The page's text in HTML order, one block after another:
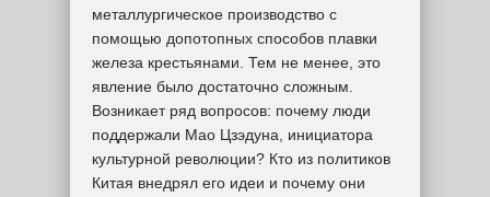
металлургическое производство с
помощью допотопных способов плавки
железа крестьянами. Тем не менее, это
явление было достаточно сложным.
Возникает ряд вопросов: почему люди
поддержали Мао Цзэдуна, инициатора
культурной революции? Кто из политиков
Китая внедрял его идеи и почему они